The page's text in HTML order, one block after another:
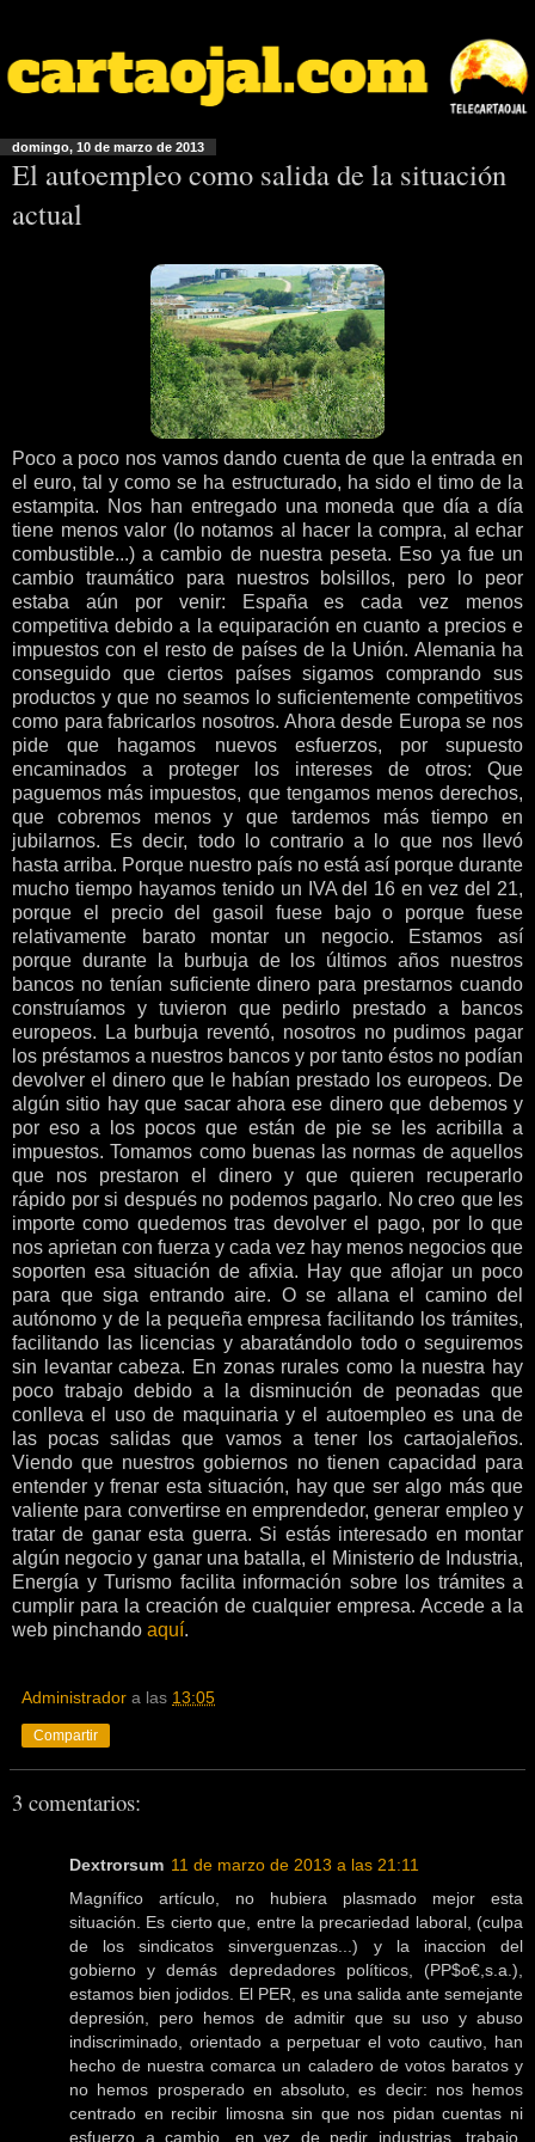
domingo, 10 de marzo de 2013
El autoempleo como salida de la situación
actual
Poco a poco nos vamos dando cuenta de que la entrada en
el euro, tal y como se ha estructurado, ha sido el timo de la
estampita. Nos han entregado una moneda que día a día
tiene menos valor (lo notamos al hacer la compra, al echar
combustible...) a cambio de nuestra peseta. Eso ya fue un
cambio traumático para nuestros bolsillos, pero lo peor
estaba aún por venir: España es cada vez menos
competitiva debido a la equiparación en cuanto a precios e
impuestos con el resto de países de la Unión. Alemania ha
conseguido que ciertos países sigamos comprando sus
productos y que no seamos lo suficientemente competitivos
como para fabricarlos nosotros. Ahora desde Europa se nos
pide que hagamos nuevos esfuerzos, por supuesto
encaminados a proteger los intereses de otros: Que
paguemos más impuestos, que tengamos menos derechos,
que cobremos menos y que tardemos más tiempo en
jubilarnos. Es decir, todo lo contrario a lo que nos llevó
hasta arriba. Porque nuestro país no está así porque durante
mucho tiempo hayamos tenido un IVA del 16 en vez del 21,
porque el precio del gasoil fuese bajo o porque fuese
relativamente barato montar un negocio. Estamos así
porque durante la burbuja de los últimos años nuestros
bancos no tenían suficiente dinero para prestarnos cuando
construíamos y tuvieron que pedirlo prestado a bancos
europeos. La burbuja reventó, nosotros no pudimos pagar
los préstamos a nuestros bancos y por tanto éstos no podían
devolver el dinero que le habían prestado los europeos. De
algún sitio hay que sacar ahora ese dinero que debemos y
por eso a los pocos que están de pie se les acribilla a
impuestos. Tomamos como buenas las normas de aquellos
que nos prestaron el dinero y que quieren recuperarlo
rápido por si después no podemos pagarlo. No creo que les
importe como quedemos tras devolver el pago, por lo que
nos aprietan con fuerza y cada vez hay menos negocios que
soporten esa situación de afixia. Hay que aflojar un poco
para que siga entrando aire. O se allana el camino del
autónomo y de la pequeña empresa facilitando los trámites,
facilitando las licencias y abaratándolo todo o seguiremos
sin levantar cabeza. En zonas rurales como la nuestra hay
poco trabajo debido a la disminución de peonadas que
conlleva el uso de maquinaria y el autoempleo es una de
las pocas salidas que vamos a tener los cartaojaleños.
Viendo que nuestros gobiernos no tienen capacidad para
entender y frenar esta situación, hay que ser algo más que
valiente para convertirse en emprendedor, generar empleo y
tratar de ganar esta guerra. Si estás interesado en montar
algún negocio y ganar una batalla, el Ministerio de Industria,
Energía y Turismo facilita información sobre los trámites a
cumplir para la creación de cualquier empresa. Accede a la
web pinchando aquí.
Administrador a las 13:05
Compartir
3 comentarios:
Dextrorsum 11 de marzo de 2013 a las 21:11
Magnífico artículo, no hubiera plasmado mejor esta
situación. Es cierto que, entre la precariedad laboral, (culpa
de los sindicatos sinverguenzas...) y la inaccion del
gobierno y demás depredadores políticos, (PP$o€,s.a.),
estamos bien jodidos. El PER, es una salida ante semejante
depresión, pero hemos de admitir que su uso y abuso
indiscriminado, orientado a perpetuar el voto cautivo, han
hecho de nuestra comarca un caladero de votos baratos y
no hemos prosperado en absoluto, es decir: nos hemos
centrado en recibir limosna sin que nos pidan cuentas ni
esfuerzo a cambio, en vez de pedir industrias, trabajo,